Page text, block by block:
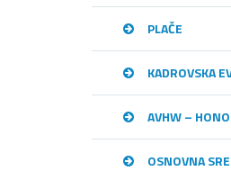
PLAČE
KADROVSKA
AVHW –
OSNOVNA